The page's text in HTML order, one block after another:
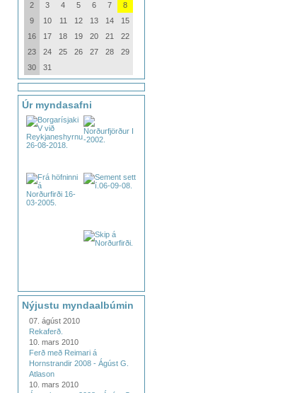
2
3 4 5 6 7
8
9
10 11 12 13 14
15
16
17 18 19 20 21
22
23
24 25 26 27 28
29
30
31
Úr myndasafni
Nýjustu myndaalbúmin
07. ágúst 2010
Rekaferð.
10. mars 2010
Ferð með Reimari á
Hornstrandir 2008 - Ágúst G.
Atlason
10. mars 2010